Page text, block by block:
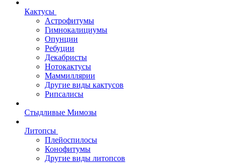
Кактусы
Астрофитумы
Гимнокалициумы
Опунции
Ребуции
Декабристы
Нотокактусы
Маммиллярии
Другие виды кактусов
Рипсалисы
Стыдливые Мимозы
Литопсы
Плейоспилосы
Конофитумы
Другие виды литопсов